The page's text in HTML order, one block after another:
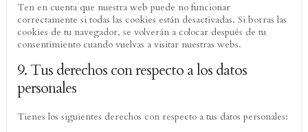
Ten en cuenta que nuestra web puede no funcionar
correctamente si todas las cookies están desactivadas. Si borras las
cookies de tu navegador, se volverán a colocar después de tu
consentimiento cuando vuelvas a visitar nuestras webs.
9. Tus derechos con respecto a los datos
personales
Tienes los siguientes derechos con respecto a tus datos personales: